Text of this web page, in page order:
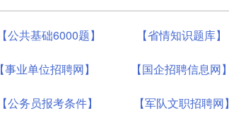
【公共基础6000题】 【省情知识题库】
【事业单位招聘网】 【国企招聘信息网】
【公务员报考条件】 【军队文职招聘网】